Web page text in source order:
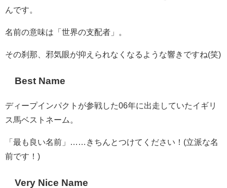
んです。
名前の意味は「世界の支配者」。
その刹那、邪気眼が抑えられなくなるような響きですね(笑)
Best Name
ディープインパクトが参戦した06年に出走していたイギリ
ス馬ベストネーム。
「最も良い名前」……きちんとつけてください！(立派な名
前です！)
Very Nice Name